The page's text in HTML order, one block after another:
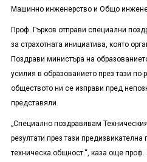
Машинно инженерство и Общо
Проф. Гърков отправи специални
за страхотната инициатива, която
Поздрави министъра на
усилия в образованието през тази по-
обществото ни се изправи пред
представяли.
„Специално поздравявам
резултати през тази предизвикателна
техническа общност.“, каза още